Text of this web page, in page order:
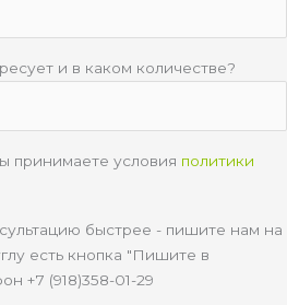
и в каком количестве?
принимаете условия политики
быстрее - пишите нам на
есть кнопка "Пишите в
+7 (918)358-01-29